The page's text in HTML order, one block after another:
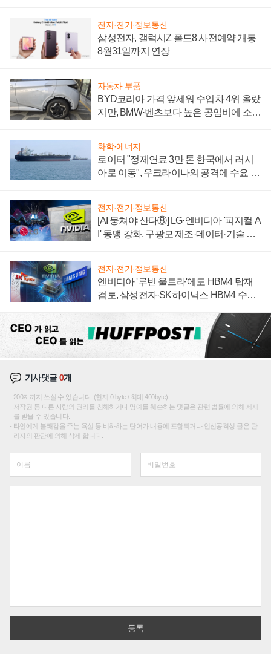
전자·전기·정보통신
삼성전자, 갤럭시Z 폴드8 사전예약 개통
8월31일까지 연장
자동차·부품
BYD코리아 가격 앞세워 수입차 4위 올랐
지만, BMW·벤츠보다 높은 공임비에 소비
화학·에너지
로이터 "정제연료 3만 톤 한국에서 러시
아로 이동", 우크라이나의 공격에 수요 늘
전자·전기·정보통신
[AI 뭉쳐야 산다⑧] LG·엔비디아 '피지컬 A
I' 동맹 강화, 구광모 제조·데이터·기술 결
전자·전기·정보통신
엔비디아 '루빈 울트라'에도 HBM4 탑재
검토, 삼성전자·SK하이닉스 HBM4 수율
기사댓글0개
200자까지 쓰실 수 있습니다. (현재 0 byte / 최대 400byte)
저작권 등 다른 사람의 권리를 침해하거나 명예를 훼손하는 댓글은 관련 법률에 의해 제재
를 받을 수 있습니다.
타인에게 불쾌감을 주는 욕설 등 비하하는 단어가 내용에 포함되거나 인신공격성 글은 관
리자의 판단에 의해 삭제 합니다.